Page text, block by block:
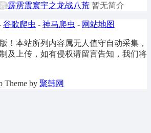
霹雳震寰宇之龙战八荒 暂无简介
谷歌爬虫 - 神马爬虫 - 网站地图
！本站所列内容属无人值守自动采集，
及上传，如有侵权请留言告知，我们将
Theme by 聚韩网